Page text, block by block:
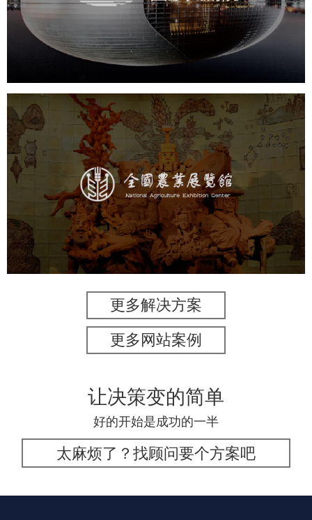
文化艺术 剧院 智慧展馆 展馆网站建设
农业展览馆
文化艺术 展馆网站建设
博物馆展厅设计
数字博物馆建设
展厅空间设计
企业展厅设计
公司展厅设计
北京展厅设计 产品展厅设计
更多解决方案
更多网站案例
让决策变的简单
好的开始是成功的一半
太麻烦了？找顾问要个方案吧